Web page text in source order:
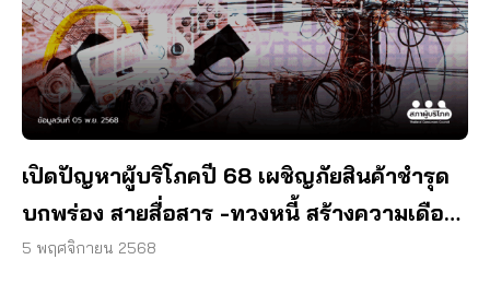
เปิดปัญหาผู้บริโภคปี 68 เผชิญภัยสินค้าชำรุด
บกพร่อง สายสื่อสาร -ทวงหนี้ สร้างความเดือด
ร้อนมากสุด
5 พฤศจิกายน 2568